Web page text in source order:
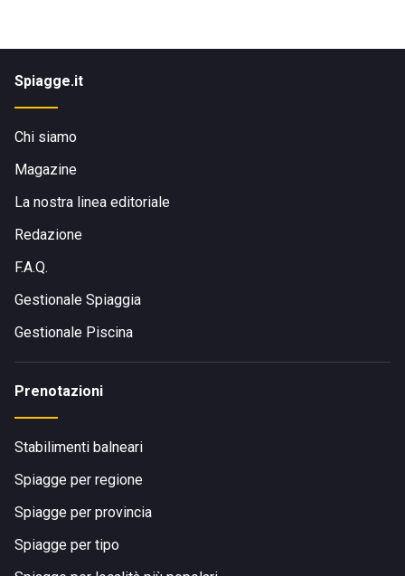
Spiagge.it
Chi siamo
Magazine
La nostra linea editoriale
Redazione
F.A.Q.
Gestionale Spiaggia
Gestionale Piscina
Prenotazioni
Stabilimenti balneari
Spiagge per regione
Spiagge per provincia
Spiagge per tipo